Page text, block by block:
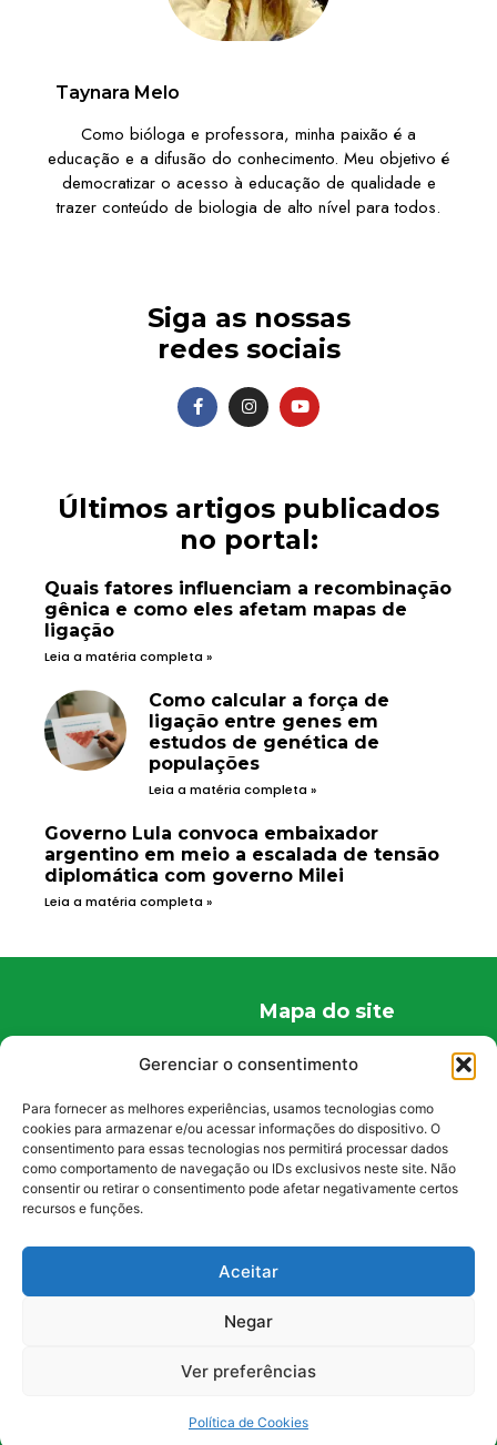
Gerenciar o consentimento
Para fornecer as melhores experiências, usamos tecnologias como
cookies para armazenar e/ou acessar informações do dispositivo. O
consentimento para essas tecnologias nos permitirá processar dados
como comportamento de navegação ou IDs exclusivos neste site. Não
consentir ou retirar o consentimento pode afetar negativamente certos
recursos e funções.
Aceitar
Negar
Ver preferências
Política de Cookies
Taynara Melo
Como bióloga e professora, minha paixão é a
educação e a difusão do conhecimento. Meu objetivo é
democratizar o acesso à educação de qualidade e
trazer conteúdo de biologia de alto nível para todos.
Siga as nossas
redes sociais
Últimos artigos publicados
no portal:
Quais fatores influenciam a recombinação
gênica e como eles afetam mapas de
ligação
Leia a matéria completa »
Como calcular a força de
ligação entre genes em
estudos de genética de
populações
Leia a matéria completa »
Governo Lula convoca embaixador
argentino em meio a escalada de tensão
diplomática com governo Milei
Leia a matéria completa »
Mapa do site
Home
Conteúdos
Curiosidades
Fale Conosco
Política de Cookies